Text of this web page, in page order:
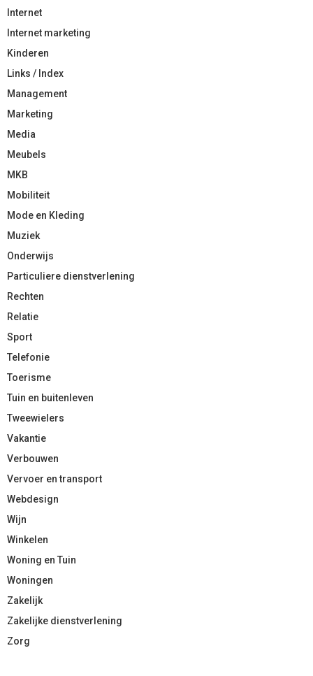
Internet
Internet marketing
Kinderen
Links / Index
Management
Marketing
Media
Meubels
MKB
Mobiliteit
Mode en Kleding
Muziek
Onderwijs
Particuliere dienstverlening
Rechten
Relatie
Sport
Telefonie
Toerisme
Tuin en buitenleven
Tweewielers
Vakantie
Verbouwen
Vervoer en transport
Webdesign
Wijn
Winkelen
Woning en Tuin
Woningen
Zakelijk
Zakelijke dienstverlening
Zorg